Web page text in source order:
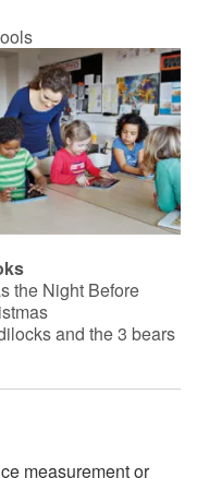
the Night Before
and the 3 bears
measurement or